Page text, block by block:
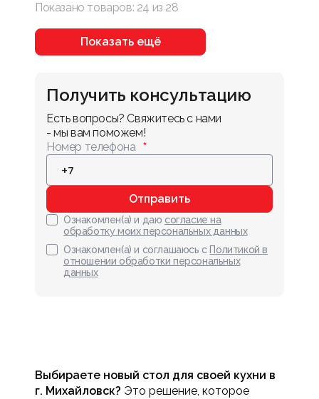
Показано товаров: 24 из 28
Показать ещё
Получить консультацию
Есть вопросы? Свяжитесь с нами
- мы вам поможем!
Номер телефона
Отправить
Ознакомлен(а) и даю согласие на
обработку моих персональных данных
Ознакомлен(а) и соглашаюсь с Политикой в
отношении обработки персональных
данных
Выбираете новый стол для своей кухни в
г. Михайловск? Это решение, которое